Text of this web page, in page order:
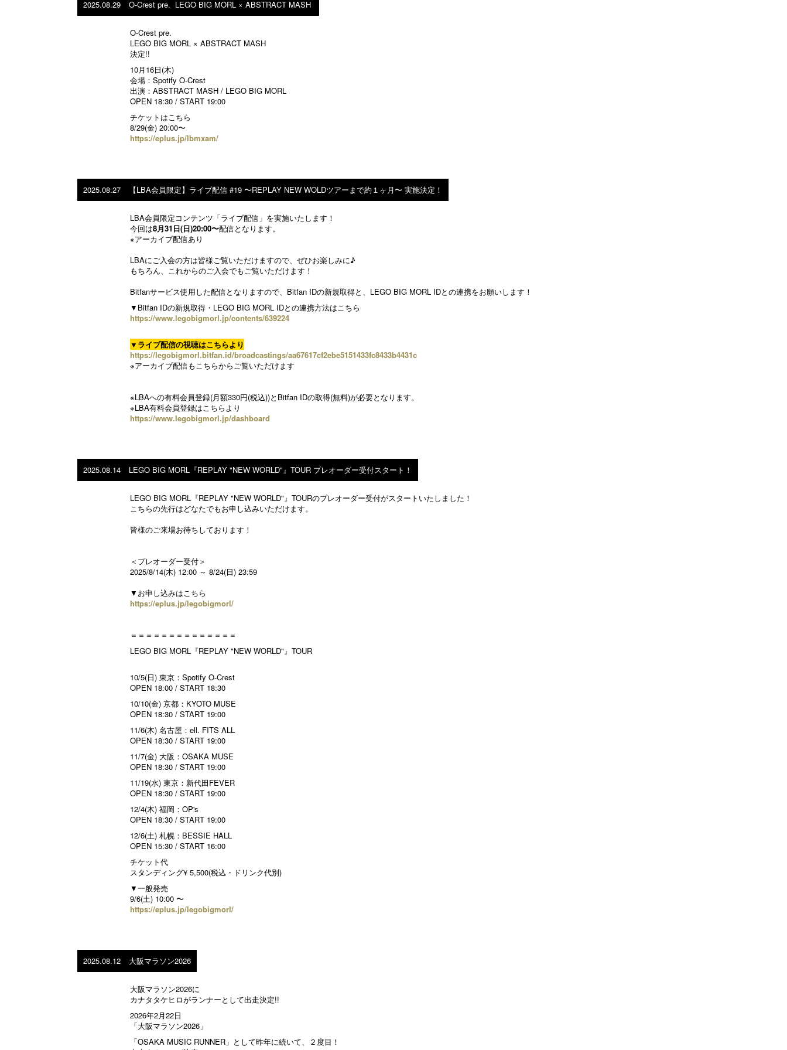
2025.08.29 O-Crest pre. LEGO BIG MORL × ABSTRACT MASH
O-Crest pre.
LEGO BIG MORL × ABSTRACT MASH
決定!!
10月16日(木)
会場：Spotify O-Crest
出演：ABSTRACT MASH / LEGO BIG MORL
OPEN 18:30 / START 19:00
チケットはこちら
8/29(金) 20:00〜
https://eplus.jp/lbmxam/
2025.08.27 【LBA会員限定】ライブ配信 #19 〜REPLAY NEW WOLDツアーまで約１ヶ月〜 実施決定！
LBA会員限定コンテンツ「ライブ配信」を実施いたします！
今回は8月31日(日)20:00〜配信となります。
※アーカイブ配信あり
LBAにご入会の方は皆様ご覧いただけますので、ぜひお楽しみに♪
もちろん、これからのご入会でもご覧いただけます！
Bitfanサービス使用した配信となりますので、Bitfan IDの新規取得と、LEGO BIG MORL IDとの連携をお願いします！
▼Bitfan IDの新規取得・LEGO BIG MORL IDとの連携方法はこちら
https://www.legobigmorl.jp/contents/639224
▼ライブ配信の視聴はこちらより
https://legobigmorl.bitfan.id/broadcastings/aa67617cf2ebe5151433fc8433b4431c
※アーカイブ配信もこちらからご覧いただけます
※LBAへの有料会員登録(月額330円(税込))とBitfan IDの取得(無料)が必要となります。
※LBA有料会員登録はこちらより
https://www.legobigmorl.jp/dashboard
2025.08.14 LEGO BIG MORL『REPLAY "NEW WORLD"』TOUR プレオーダー受付スタート！
LEGO BIG MORL『REPLAY "NEW WORLD"』TOURのプレオーダー受付がスタートいたしました！
こちらの先行はどなたでもお申し込みいただけます。
皆様のご来場お待ちしております！
＜プレオーダー受付＞
2025/8/14(木) 12:00 ～ 8/24(日) 23:59
▼お申し込みはこちら
https://eplus.jp/legobigmorl/
＝＝＝＝＝＝＝＝＝＝＝＝＝＝
LEGO BIG MORL『REPLAY "NEW WORLD"』TOUR
10/5(日) 東京：Spotify O-Crest
OPEN 18:00 / START 18:30
10/10(金) 京都：KYOTO MUSE
OPEN 18:30 / START 19:00
11/6(木) 名古屋：ell. FITS ALL
OPEN 18:30 / START 19:00
11/7(金) 大阪：OSAKA MUSE
OPEN 18:30 / START 19:00
11/19(水) 東京：新代田FEVER
OPEN 18:30 / START 19:00
12/4(木) 福岡：OP's
OPEN 18:30 / START 19:00
12/6(土) 札幌：BESSIE HALL
OPEN 15:30 / START 16:00
チケット代
スタンディング¥ 5,500(税込・ドリンク代別)
▼一般発売
9/6(土) 10:00 〜
https://eplus.jp/legobigmorl/
2025.08.12 大阪マラソン2026
大阪マラソン2026に
カナタタケヒロがランナーとして出走決定!!
2026年2月22日
「大阪マラソン2026」
「OSAKA MUSIC RUNNER」として昨年に続いて、２度目！